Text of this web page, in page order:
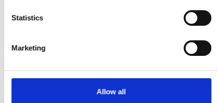
Statistics
Marketing
Allow all